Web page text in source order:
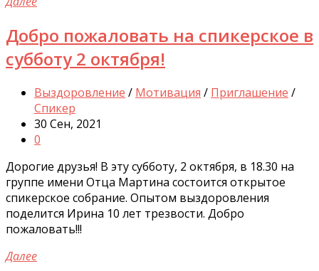
Добро пожаловать на спикерское в
субботу 2 октября!
Выздоровление / Мотивация / Приглашение /
Спикер
30 Сен, 2021
0
Дорогие друзья! В эту субботу, 2 октября, в 18.30 на
группе имени Отца Мартина состоится открытое
спикерское собрание. Опытом выздоровления
поделится Ирина 10 лет трезвости. Добро
пожаловать!!!
Далее